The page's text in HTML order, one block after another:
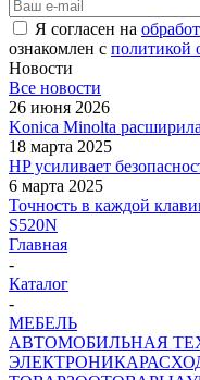
Я согласен на
ознакомлен с политикой
Новости
Все новости
26 июня 2026
Konica Minolta
18 марта 2025
HP усиливает
6 марта 2025
Точность в каждой
S520N
Главная
-
Каталог
-
МЕБЕЛЬ
АВТОМОБИЛЬНАЯ
ЭЛЕКТРОНИКА